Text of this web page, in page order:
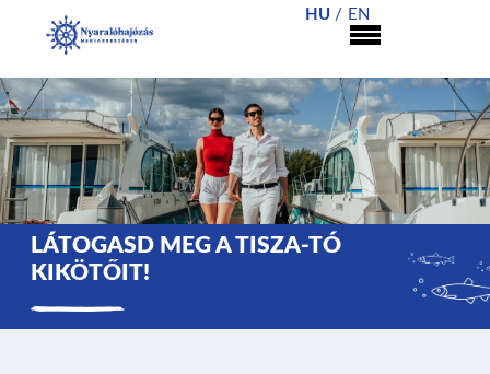
HU EN
LÁTOGASD MEG A TISZA-TÓ
KIKÖTŐIT!